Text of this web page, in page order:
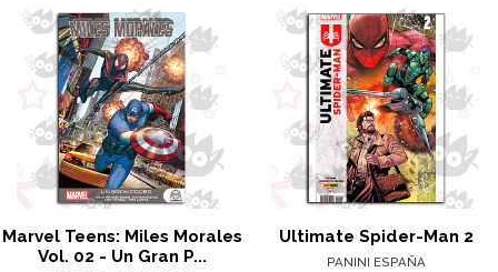
Marvel Teens: Miles Morales
Vol. 02 - Un Gran P...
Ultimate Spider-Man 2
PANINI ESPAÑA